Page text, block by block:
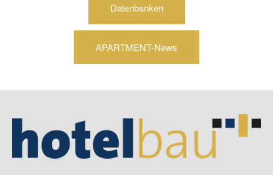
Datenbanken
APARTMENT-News